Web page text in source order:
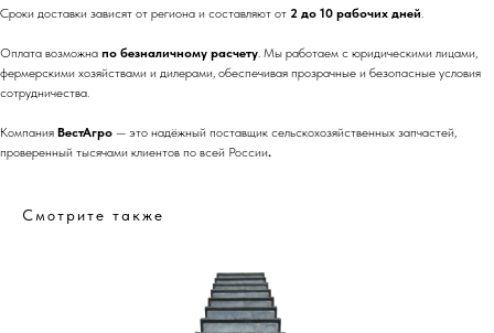
Сроки доставки зависят от региона и составляют от 2 до 10 рабочих дней.
Оплата возможна по безналичному расчету. Мы работаем с юридическими лицами,
фермерскими хозяйствами и дилерами, обеспечивая прозрачные и безопасные условия
сотрудничества.
Компания ВестАгро — это надёжный поставщик сельскохозяйственных запчастей,
проверенный тысячами клиентов по всей России.
Смотрите также